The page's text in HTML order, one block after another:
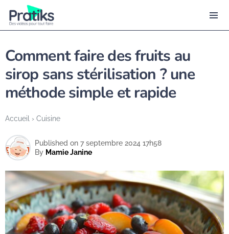
Accueil › Cuisine
Comment faire des fruits au
sirop sans stérilisation ? une
méthode simple et rapide
By Mamie Janine
Published on 7 septembre 2024 17h58